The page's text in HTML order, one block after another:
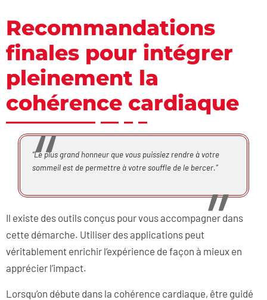
Recommandations
finales pour intégrer
pleinement la
cohérence cardiaque
“Le plus grand honneur que vous puissiez rendre à votre
sommeil est de permettre à votre souffle de le bercer.”
Il existe des outils conçus pour vous accompagner dans
cette démarche. Utiliser des applications peut
véritablement enrichir l’expérience de façon à mieux en
apprécier l’impact.
Lorsqu’on débute dans la cohérence cardiaque, être guidé